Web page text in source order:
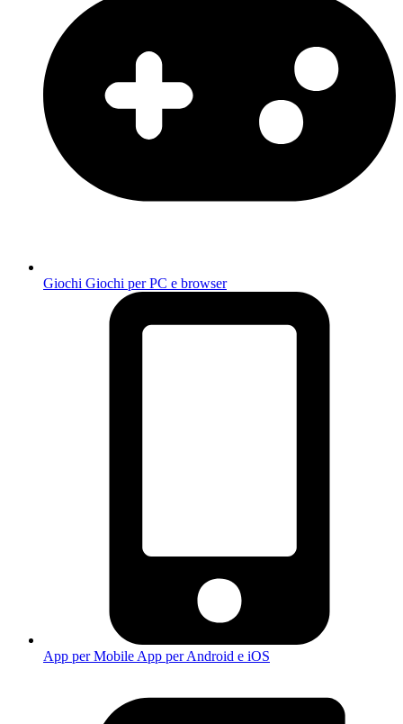
Giochi Giochi per PC e browser
App per Mobile App per Android e iOS